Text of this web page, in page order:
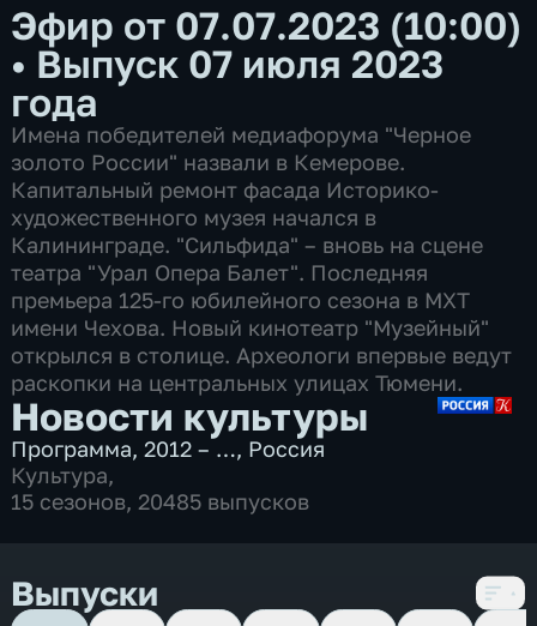
Эфир от 07.07.2023 (10:00)
• Выпуск 07 июля 2023
года
Имена победителей медиафорума "Черное
золото России" назвали в Кемерове.
Капитальный ремонт фасада Историко-
художественного музея начался в
Калининграде. "Сильфида" – вновь на сцене
театра "Урал Опера Балет". Последняя
премьера 125-го юбилейного сезона в МХТ
имени Чехова. Новый кинотеатр "Музейный"
открылся в столице. Археологи впервые ведут
раскопки на центральных улицах Тюмени.
Новости культуры
Программа,2012 – …, Россия
Культура,
15 сезонов, 20485 выпусков
Выпуски